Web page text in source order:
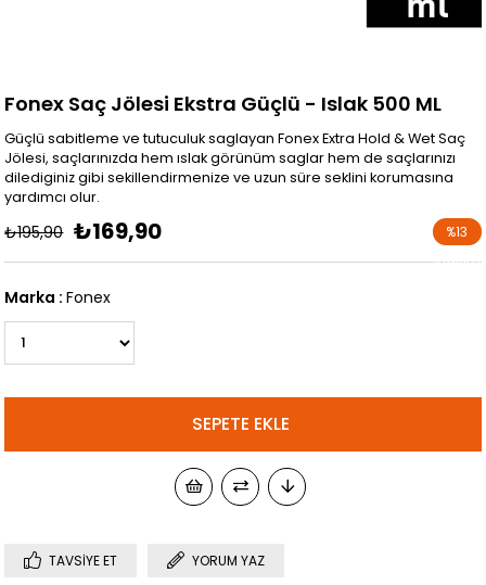
Fonex Saç Jölesi Ekstra Güçlü - Islak 500 ML
Güçlü sabitleme ve tutuculuk saglayan Fonex Extra Hold & Wet Saç
Jölesi, saçlarınızda hem ıslak görünüm saglar hem de saçlarınızı
dilediginiz gibi sekillendirmenize ve uzun süre seklini korumasına
yardımcı olur.
₺195,90 ₺169,90 %13
İndirim
Marka : Fonex
TAVSIYE ET YORUM YAZ